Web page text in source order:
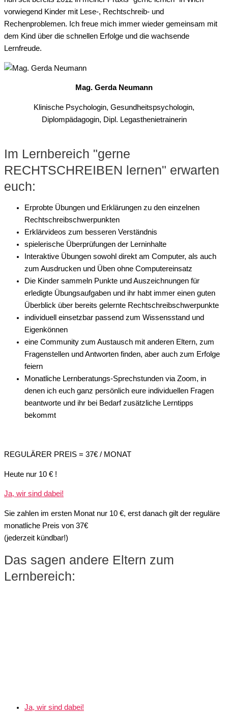
vorwiegend Kinder mit Lese-, Rechtschreib- und
Rechenproblemen. Ich freue mich immer wieder gemeinsam mit
dem Kind über die schnellen Erfolge und die wachsende
Lernfreude.
Mag. Gerda Neumann
Klinische Psychologin, Gesundheitspsychologin,
Diplompädagogin, Dipl. Legasthenietrainerin
Im Lernbereich "gerne
RECHTSCHREIBEN lernen" erwarten
euch:
Erprobte Übungen und Erklärungen zu den einzelnen
Rechtschreibschwerpunkten
Erklärvideos zum besseren Verständnis
spielerische Überprüfungen der Lerninhalte
Interaktive Übungen sowohl direkt am Computer, als auch
zum Ausdrucken und Üben ohne Computereinsatz
Die Kinder sammeln Punkte und Auszeichnungen für
erledigte Übungsaufgaben und ihr habt immer einen guten
Überblick über bereits gelernte Rechtschreibschwerpunkte
individuell einsetzbar passend zum Wissensstand und
Eigenkönnen
eine Community zum Austausch mit anderen Eltern, zum
Fragenstellen und Antworten finden, aber auch zum Erfolge
feiern
Monatliche Lernberatungs-Sprechstunden via Zoom, in
denen ich euch ganz persönlich eure individuellen Fragen
beantworte und ihr bei Bedarf zusätzliche Lerntipps
bekommt
REGULÄRER PREIS = 37€ / MONAT
Heute nur 10 € !
Ja, wir sind dabei!
Sie zahlen im ersten Monat nur 10 €, erst danach gilt der reguläre
monatliche Preis von 37€
(jederzeit kündbar!)
Das sagen andere Eltern zum
Lernbereich:
Ja, wir sind dabei!